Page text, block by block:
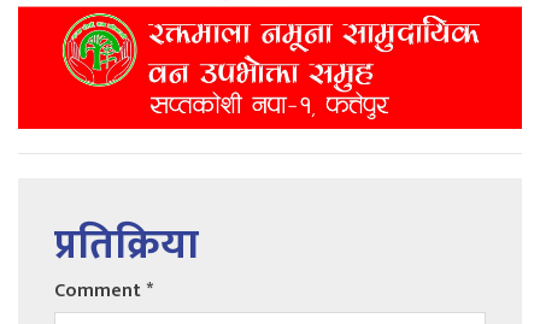
प्रतिक्रिया
Comment*